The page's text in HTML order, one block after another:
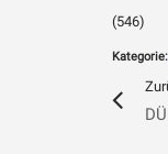
(546)
Kategorie: